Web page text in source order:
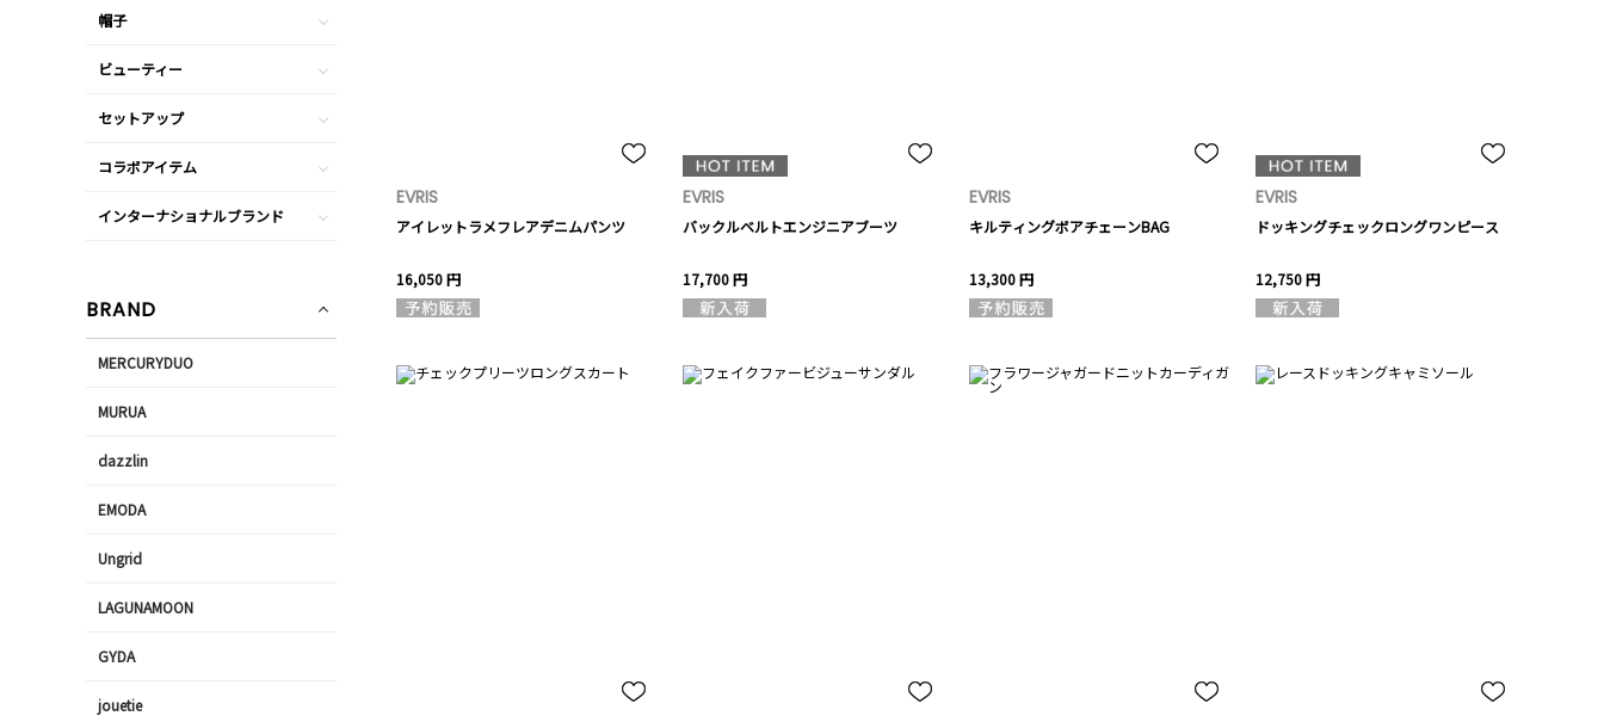
EVRIS
アイレットラメフレアデニムパンツ
16,050 円
EVRIS
バックルベルトエンジニアブーツ
17,700 円
EVRIS
キルティングボアチェーンBAG
13,300 円
EVRIS
ドッキングチェックロングワンピース
12,750 円
帽子
ビューティー
セットアップ
コラボアイテム
インターナショナルブランド
BRAND
MERCURYDUO
MURUA
dazzlin
EMODA
Ungrid
LAGUNAMOON
GYDA
jouetie